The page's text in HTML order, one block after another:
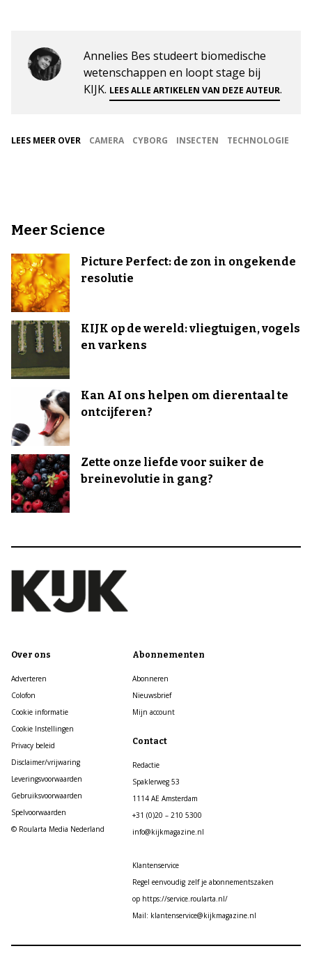
Annelies Bes studeert biomedische
wetenschappen en loopt stage bij
KIJK. LEES ALLE ARTIKELEN VAN DEZE AUTEUR.
LEES MEER OVER CAMERA CYBORG INSECTEN TECHNOLOGIE
Meer Science
Picture Perfect: de zon in ongekende
resolutie
KIJK op de wereld: vliegtuigen, vogels
en varkens
Kan AI ons helpen om dierentaal te
ontcijferen?
Zette onze liefde voor suiker de
breinevolutie in gang?
Over ons
Adverteren
Colofon
Cookie informatie
Cookie Instellingen
Privacy beleid
Disclaimer/vrijwaring
Leveringsvoorwaarden
Gebruiksvoorwaarden
Spelvoorwaarden
© Roularta Media Nederland
Abonnementen
Abonneren
Nieuwsbrief
Mijn account
Contact
Redactie
Spaklerweg 53
1114 AE Amsterdam
+31 (0)20 – 210 5300
info@kijkmagazine.nl
Klantenservice
Regel eenvoudig zelf je abonnementszaken
op https://service.roularta.nl/
Mail: klantenservice@kijkmagazine.nl